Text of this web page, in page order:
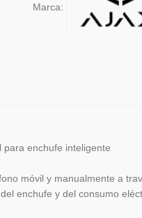
Marca:
para enchufe inteligente
móvil y manualmente a
enchufe y del consumo